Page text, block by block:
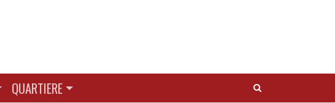
QUARTIERE Cerca: